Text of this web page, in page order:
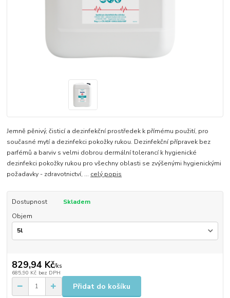
Jemně pěnivý, čisticí a dezinfekční prostředek k přímému použití, pro
současné mytí a dezinfekci pokožky rukou. Dezinfekční přípravek bez
parfémů a barviv s velmi dobrou dermální tolerancí k hygienické
dezinfekci pokožky rukou pro všechny oblasti se zvýšenými hygienickými
požadavky - zdravotnictví, ... celý popis
Dostupnost
Skladem
Objem
829,94 Kč/ks
685,90 Kč bez DPH
Přidat do košíku